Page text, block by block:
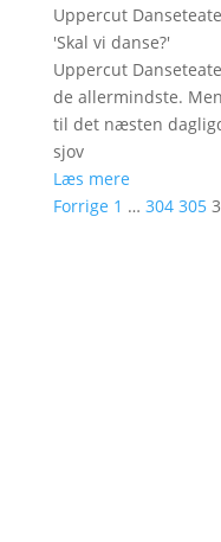
Uppercut
'Skal vi danse?'
Uppercut
de allermindste.
til det næsten
sjov
Læs mere
Forrige 1 … 304 305